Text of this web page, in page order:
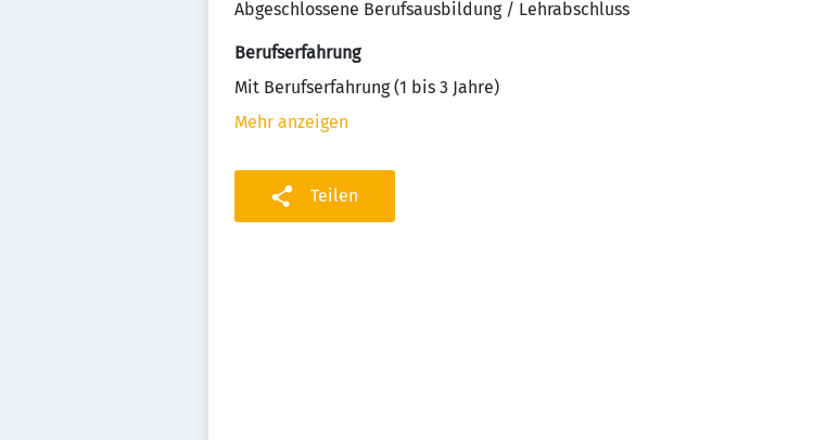
Abgeschlossene Berufsausbildung / Lehrabschluss
Berufserfahrung
Mit Berufserfahrung (1 bis 3 Jahre)
Mehr anzeigen
Teilen